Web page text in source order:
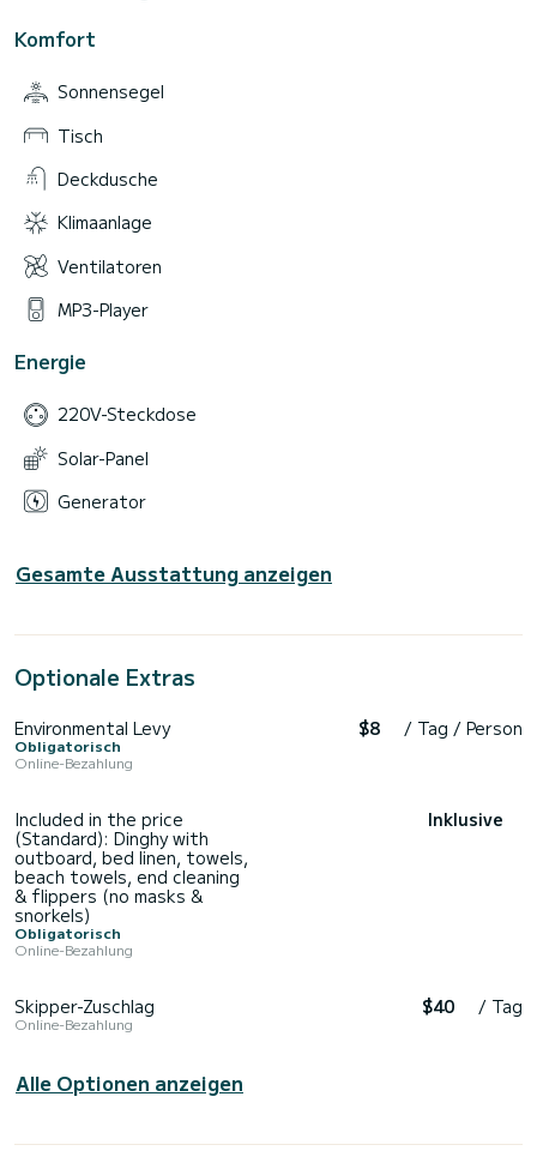
Komfort
Sonnensegel
Tisch
Deckdusche
Klimaanlage
Ventilatoren
MP3-Player
Energie
220V-Steckdose
Solar-Panel
Generator
Gesamte Ausstattung anzeigen
Optionale Extras
Environmental Levy
Obligatorisch
Online-Bezahlung
$8 / Tag / Person
Included in the price
(Standard): Dinghy with
outboard, bed linen, towels,
beach towels, end cleaning
& flippers (no masks &
snorkels)
Obligatorisch
Online-Bezahlung
Inklusive
Skipper-Zuschlag
Online-Bezahlung
$40 / Tag
Alle Optionen anzeigen